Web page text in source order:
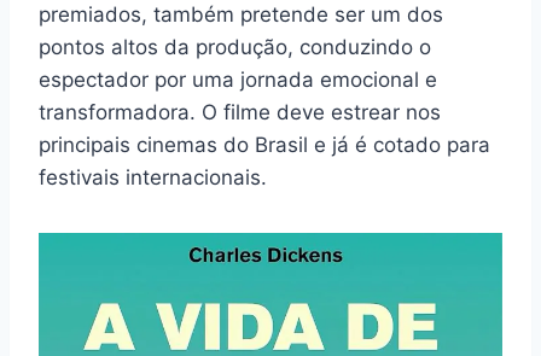
premiados, também pretende ser um dos
pontos altos da produção, conduzindo o
espectador por uma jornada emocional e
transformadora. O filme deve estrear nos
principais cinemas do Brasil e já é cotado para
festivais internacionais.